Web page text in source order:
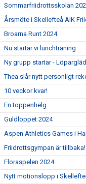
Sommarfriidrottsskolan
Årsmöte i Skellefteå AIK
Broarna Runt 2024
Nu startar vi lunchträning
Ny grupp startar -
Thea slår nytt personligt
10 veckor kvar!
En toppenhelg
Guldloppet 2024
Aspen Athletics Games i
Friidrottsgympan är tillbaka!
Floraspelen 2024
Nytt motionslopp i